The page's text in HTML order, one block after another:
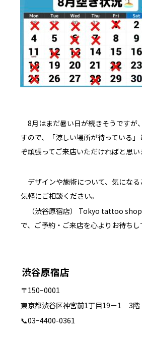
8月はまだ暑い日が続きそうですが
すので、「涼しい場所が待っている
ぞ頑張ってご来店いただければと思い
デザインや施術について、気にな
気軽にご相談ください。
（渋谷原宿店） Tokyo tattoo shop
で、ご予約・ご来店を心よりお待ちし
渋谷原宿店
〒150−0001
東京都渋谷区神宮前1丁目19ー1
3階
📞03−4400-0361